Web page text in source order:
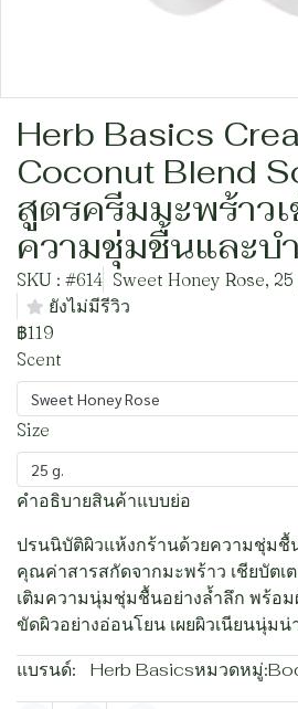
Herb Basics
Coconut Blend
สูตรครีมมะพร้าว
ความชุ่มชื้นและบ
SKU : #614 Sweet Honey Rose, 25
ยังไม่มีรีวิว
฿119
Scent
Sweet Honey Rose
Size
25 g.
คำอธิบายสินค้าแบบย่อ
ปรนนิบัติผิวแห้งกร้านด้วยความชุ่มชื้
คุณค่าสารสกัดจากมะพร้าว เชียบัตเ
เติมความนุ่มชุ่มชื้นอย่างล้ำลึก พร้อม
ขัดผิวอย่างอ่อนโยน เผยผิวเนียนนุ่มน่
แบรนด์: Herb Basicsหมวดหมู่: